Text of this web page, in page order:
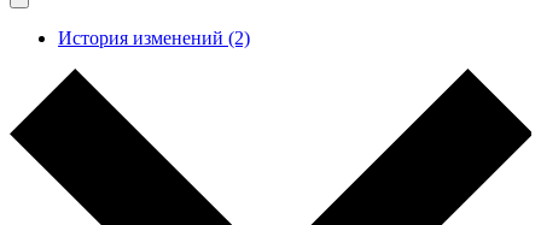
История изменений (2)